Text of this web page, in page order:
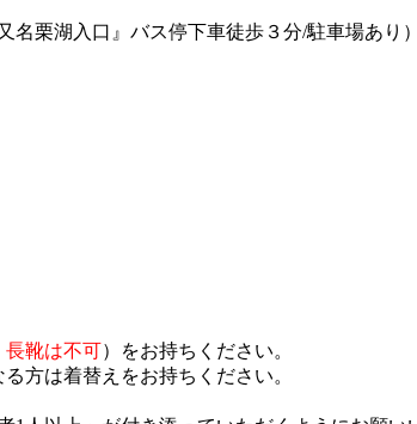
栗湖入口』バス停下車徒歩３分/駐車場あり）
長靴は不可）をお持ちください。
は着替えをお持ちください。